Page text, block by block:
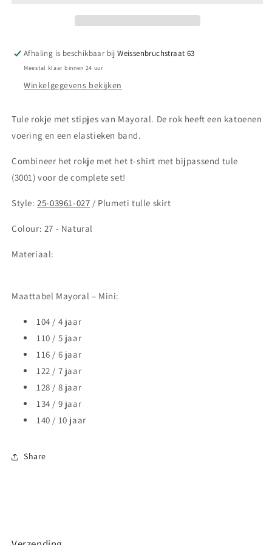
Afhaling is beschikbaar bijWeissenbruchstraat 63
Meestal klaar binnen 24 uur
Winkelgegevens bekijken
Tule rokje met stipjes van Mayoral. De rok heeft een katoenen
voering en een elastieken band.
Combineer het rokje met het t-shirt met bijpassend tule
(3001) voor de complete set!
Style:25-03961-027 / Plumeti tulle skirt
Colour: 27 - Natural
Materiaal:
Maattabel Mayoral – Mini:
104 / 4 jaar
110 / 5 jaar
116 / 6 jaar
122 / 7 jaar
128 / 8 jaar
134 / 9 jaar
140 / 10 jaar
Share